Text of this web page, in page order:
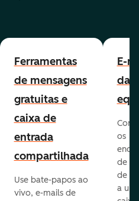
Ferramentas
de mensagens
gratuitas e
caixa de
entrada
compartilhada
Use bate-papos ao
vivo, e-mails de
E-
da
os
de
de
a